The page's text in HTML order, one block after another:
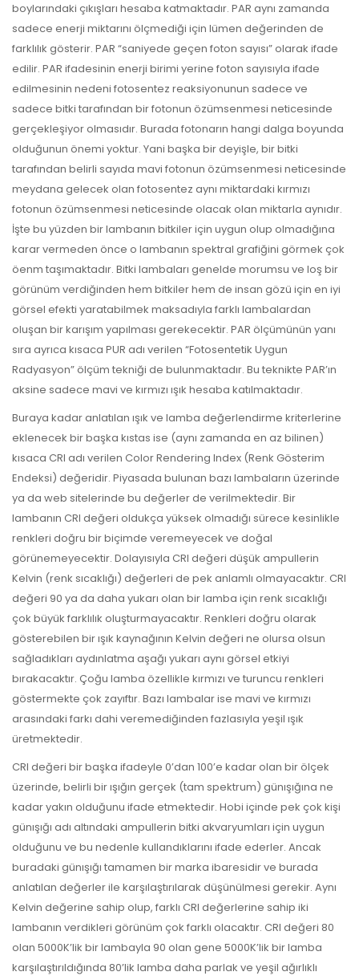
boylarındaki çıkışları hesaba katmaktadır. PAR aynı zamanda
sadece enerji miktarını ölçmediği için lümen değerinden de
farklılık gösterir. PAR “saniyede geçen foton sayısı” olarak ifade
edilir. PAR ifadesinin enerji birimi yerine foton sayısıyla ifade
edilmesinin nedeni fotosentez reaksiyonunun sadece ve
sadece bitki tarafından bir fotonun özümsenmesi neticesinde
gerçekleşiyor olmasıdır. Burada fotonarın hangi dalga boyunda
olduğunun önemi yoktur. Yani başka bir deyişle, bir bitki
tarafından belirli sayıda mavi fotonun özümsenmesi neticesinde
meydana gelecek olan fotosentez aynı miktardaki kırmızı
fotonun özümsenmesi neticesinde olacak olan miktarla aynıdır.
İşte bu yüzden bir lambanın bitkiler için uygun olup olmadığına
karar vermeden önce o lambanın spektral grafiğini görmek çok
öenm taşımaktadır. Bitki lambaları genelde morumsu ve loş bir
görünüm verdiğinden hem bitkiler hem de insan gözü için en iyi
görsel efekti yaratabilmek maksadıyla farklı lambalardan
oluşan bir karışım yapılması gerekecektir. PAR ölçümünün yanı
sıra ayrıca kısaca PUR adı verilen “Fotosentetik Uygun
Radyasyon” ölçüm tekniği de bulunmaktadır. Bu teknikte PAR’ın
aksine sadece mavi ve kırmızı ışık hesaba katılmaktadır.
Buraya kadar anlatılan ışık ve lamba değerlendirme kriterlerine
eklenecek bir başka kıstas ise (aynı zamanda en az bilinen)
kısaca CRI adı verilen Color Rendering Index (Renk Gösterim
Endeksi) değeridir. Piyasada bulunan bazı lambaların üzerinde
ya da web sitelerinde bu değerler de verilmektedir. Bir
lambanın CRI değeri oldukça yüksek olmadığı sürece kesinlikle
renkleri doğru bir biçimde veremeyecek ve doğal
görünemeyecektir. Dolayısıyla CRI değeri düşük ampullerin
Kelvin (renk sıcaklığı) değerleri de pek anlamlı olmayacaktır. CRI
değeri 90 ya da daha yukarı olan bir lamba için renk sıcaklığı
çok büyük farklılık oluşturmayacaktır. Renkleri doğru olarak
gösterebilen bir ışık kaynağının Kelvin değeri ne olursa olsun
sağladıkları aydınlatma aşağı yukarı aynı görsel etkiyi
bırakacaktır. Çoğu lamba özellikle kırmızı ve turuncu renkleri
göstermekte çok zayıftır. Bazı lambalar ise mavi ve kırmızı
arasındaki farkı dahi veremediğinden fazlasıyla yeşil ışık
üretmektedir.
CRI değeri bir başka ifadeyle 0’dan 100’e kadar olan bir ölçek
üzerinde, belirli bir ışığın gerçek (tam spektrum) günışığına ne
kadar yakın olduğunu ifade etmektedir. Hobi içinde pek çok kişi
günışığı adı altındaki ampullerin bitki akvaryumları için uygun
olduğunu ve bu nedenle kullandıklarını ifade ederler. Ancak
buradaki günışığı tamamen bir marka ibaresidir ve burada
anlatılan değerler ile karşılaştırılarak düşünülmesi gerekir. Aynı
Kelvin değerine sahip olup, farklı CRI değerlerine sahip iki
lambanın verdikleri görünüm çok farklı olacaktır. CRI değeri 80
olan 5000K’lik bir lambayla 90 olan gene 5000K’lik bir lamba
karşılaştırıldığında 80’lik lamba daha parlak ve yeşil ağırlıklı